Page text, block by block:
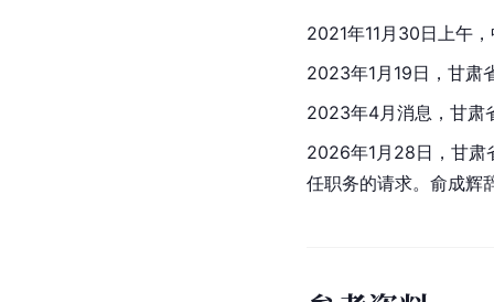
2021年11月30日上午
2023年1月19日，甘肃
2023年4月消息，甘肃
2026年1月28日，甘肃
任职务的请求。俞成辉